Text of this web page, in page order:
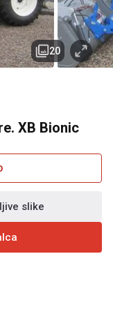
XB Bionic
20
slike